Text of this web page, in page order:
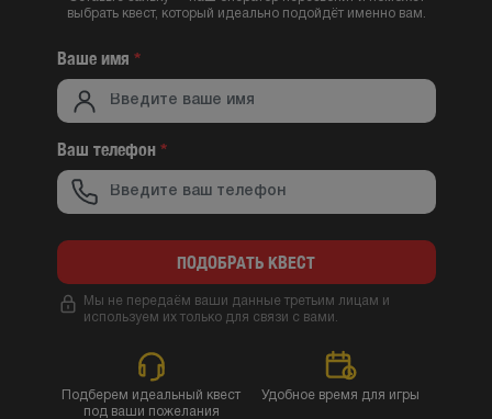
выбрать квест, который идеально подойдёт именно вам.
Ваше имя *
Ваш телефон*
ПОДОБРАТЬ КВЕСТ
Мы не передаём ваши данные третьим лицам и
используем их только для связи с вами.
Подберем идеальный квест
под ваши пожелания
Удобное время для игры